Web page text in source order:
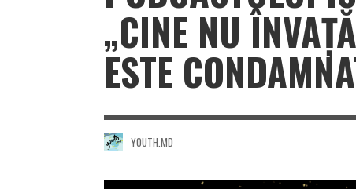
„CINE NU
ESTE
YOUTH.MD